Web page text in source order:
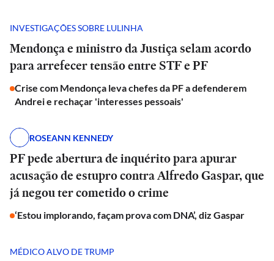
INVESTIGAÇÕES SOBRE LULINHA
Mendonça e ministro da Justiça selam acordo
para arrefecer tensão entre STF e PF
Crise com Mendonça leva chefes da PF a defenderem
Andrei e rechaçar 'interesses pessoais'
ROSEANN KENNEDY
PF pede abertura de inquérito para apurar
acusação de estupro contra Alfredo Gaspar, que
já negou ter cometido o crime
‘Estou implorando, façam prova com DNA’, diz Gaspar
MÉDICO ALVO DE TRUMP